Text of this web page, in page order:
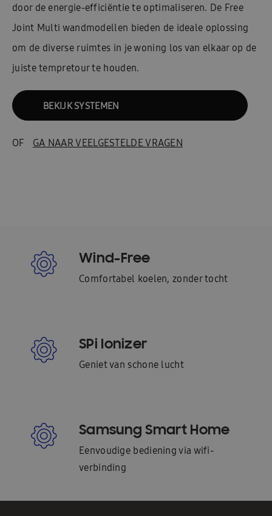
door de energie-efficiëntie te optimaliseren. De Free
Joint Multi wandmodellen bieden de ideale oplossing
om de diverse ruimtes in je woning los van elkaar op de
juiste tempretour te houden.
BEKIJK SYSTEMEN
OF GA NAAR VEELGESTELDE VRAGEN
Wind-Free
Comfortabel koelen, zonder tocht
SPi Ionizer
Geniet van schone lucht
Samsung Smart Home
Eenvoudige bediening via wifi-
verbinding